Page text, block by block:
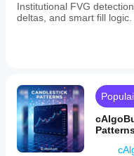
Institutional FVG
deltas, and smart fill logic.